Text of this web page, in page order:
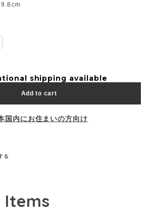
shipping available
Add to cart
国内にお住まいの方向け
る
Items